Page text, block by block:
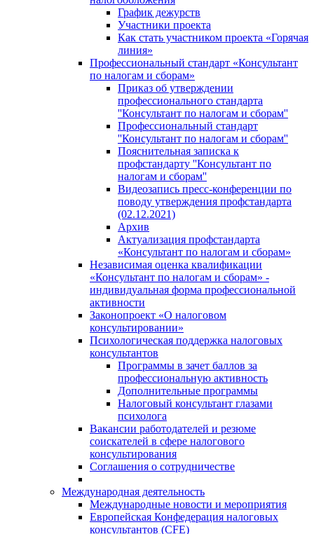
График дежурств
Участники проекта
Как стать участником проекта «Горячая
линия»
Профессиональный стандарт «Консультант
по налогам и сборам»
Приказ об утверждении
профессионального стандарта
''Консультант по налогам и сборам''
Профессиональный стандарт
''Консультант по налогам и сборам''
Пояснительная записка к
профстандарту ''Консультант по
налогам и сборам''
Видеозапись пресс-конференции по
поводу утверждения профстандарта
(02.12.2021)
Архив
Актуализация профстандарта
«Консультант по налогам и сборам»
Независимая оценка квалификации
«Консультант по налогам и сборам» -
индивидуальная форма профессиональной
активности
Законопроект «О налоговом
консультировании»
Психологическая поддержка налоговых
консультантов
Программы в зачет баллов за
профессиональную активность
Дополнительные программы
Налоговый консультант глазами
психолога
Вакансии работодателей и резюме
соискателей в сфере налогового
консультирования
Соглашения о сотрудничестве
Международная деятельность
Международные новости и мероприятия
Европейская Конфедерация налоговых
консультантов (CFE)